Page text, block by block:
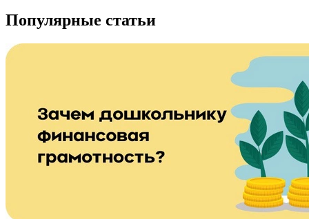
Популярные статьи